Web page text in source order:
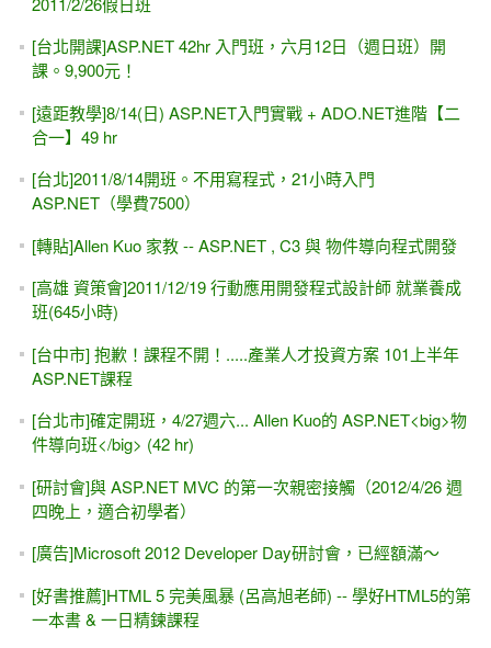
[台北開課]ASP.NET 42hr 入門班，六月12日（週日班）開
課。9,900元！
[遠距教學]8/14(日) ASP.NET入門實戰 + ADO.NET進階【二
合一】49 hr
[台北]2011/8/14開班。不用寫程式，21小時入門
ASP.NET（學費7500）
[轉貼]Allen Kuo 家教 -- ASP.NET , C3 與 物件導向程式開發
[高雄 資策會]2011/12/19 行動應用開發程式設計師 就業養成
班(645小時)
[台中市] 抱歉！課程不開！.....產業人才投資方案 101上半年
ASP.NET課程
[台北市]確定開班，4/27週六... Allen Kuo的 ASP.NET<big>物
件導向班</big> (42 hr)
[研討會]與 ASP.NET MVC 的第一次親密接觸（2012/4/26 週
四晚上，適合初學者）
[廣告]Microsoft 2012 Developer Day研討會，已經額滿～
[好書推薦]HTML 5 完美風暴 (呂高旭老師) -- 學好HTML5的第
一本書 & 一日精鍊課程